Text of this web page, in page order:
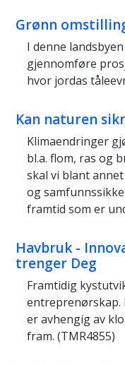
Grønn
I denne
gjennomføre
hvor jordas
Kan naturen
Klimaendringer
bl.a. flom, ras og
skal vi blant
og
framtid som er
Havbruk -
trenger Deg
Framtidig
er avhengig av
fram. (TMR4855)